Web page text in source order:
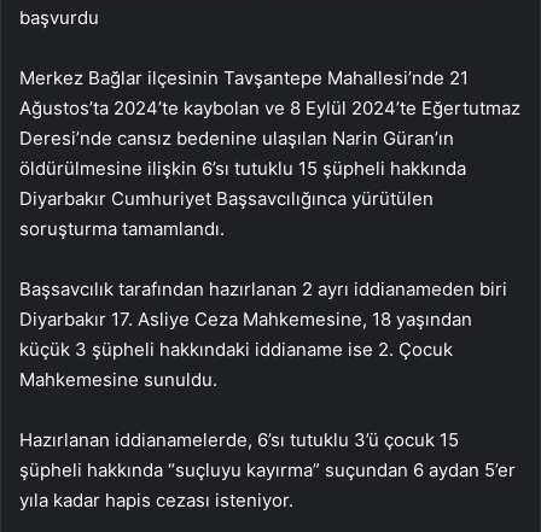
başvurdu
Merkez Bağlar ilçesinin Tavşantepe Mahallesi’nde 21
Ağustos’ta 2024’te kaybolan ve 8 Eylül 2024’te Eğertutmaz
Deresi’nde cansız bedenine ulaşılan Narin Güran’ın
öldürülmesine ilişkin 6’sı tutuklu 15 şüpheli hakkında
Diyarbakır Cumhuriyet Başsavcılığınca yürütülen
soruşturma tamamlandı.
Başsavcılık tarafından hazırlanan 2 ayrı iddianameden biri
Diyarbakır 17. Asliye Ceza Mahkemesine, 18 yaşından
küçük 3 şüpheli hakkındaki iddianame ise 2. Çocuk
Mahkemesine sunuldu.
Hazırlanan iddianamelerde, 6’sı tutuklu 3’ü çocuk 15
şüpheli hakkında “suçluyu kayırma” suçundan 6 aydan 5’er
yıla kadar hapis cezası isteniyor.